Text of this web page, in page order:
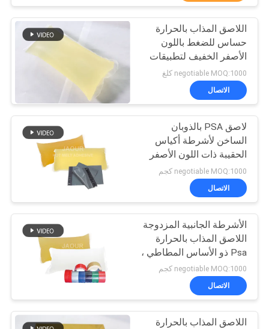
جولة
المصنع
مراقبة
الجودة
اتصل
أخبار
القضايا
اطلب
عرض
أسعار
مادة لاصقة حساسة
للضغط تذوب الساخنة
78
لاصق حساس للضغط
PSA
26
صمغ PSA
36
اللاصق المذاب بالحرارة
حساس للضغط باللون
الأصفر الخفيف لتطبيقات
الأشرطة الصناعية
negotiable MOQ:1000 كلغ
الاتصال
لاصق PSA بالذوبان
الساخن لأشرطة أكياس
الحقيبة ذات اللون الأصفر
الفاتح والترابط الجيد
negotiable MOQ:1000 كجم
الاتصال
الأشرطة الجانبية المزدوجة
اللاصق المذاب بالحرارة
Psa ذو الأساس المطاطي ،
الشريط الجانبي المزدوج
يستخدم الغراء
negotiable MOQ:1000 كجم
الاتصال
اللاصق المذاب بالحرارة